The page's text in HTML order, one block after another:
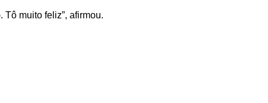
muito feliz”, afirmou.